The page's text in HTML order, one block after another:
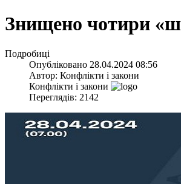
​Знищено чотири
Подробиці
Опубліковано 28.04.2024 08:56
Автор: Конфлікти і закони
Конфлікти і закони
Переглядів: 2142